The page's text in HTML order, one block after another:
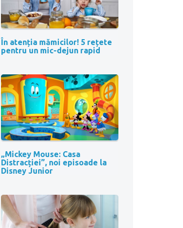
În atenția mămicilor! 5 rețete
pentru un mic-dejun rapid
„Mickey Mouse: Casa
Distracției”, noi episoade la
Disney Junior